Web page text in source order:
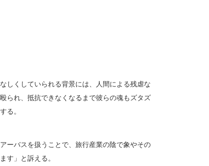
しくしていられる背景には、人間による残虐な
られ、抵抗できなくなるまで彼らの魂もズタズ
る。
ーバスを扱うことで、旅行産業の陰で象やその
す」と訴える。